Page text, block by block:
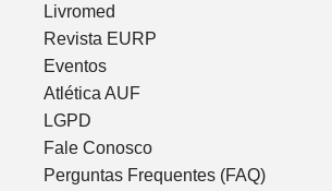
Livromed
Revista EURP
Eventos
Atlética AUF
LGPD
Fale Conosco
Perguntas Frequentes (FAQ)